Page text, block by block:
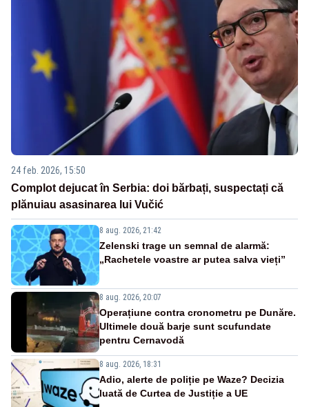
24 feb. 2026, 15:50
Complot dejucat în Serbia: doi bărbați, suspectați că
plănuiau asasinarea lui Vučić
8 aug. 2026, 21:42
Zelenski trage un semnal de alarmă:
„Rachetele voastre ar putea salva vieți”
8 aug. 2026, 20:07
Operațiune contra cronometru pe Dunăre.
Ultimele două barje sunt scufundate
pentru Cernavodă
8 aug. 2026, 18:31
Adio, alerte de poliție pe Waze? Decizia
luată de Curtea de Justiție a UE